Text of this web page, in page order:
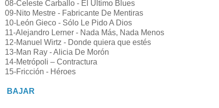
08-Celeste Carballo - El Último Blues
09-Nito Mestre - Fabricante De Mentiras
10-León Gieco - Sólo Le Pido A Dios
11-Alejandro Lerner - Nada Más, Nada Menos
12-Manuel Wirtz - Donde quiera que estés
13-Man Ray - Alicia De Morón
14-Metrópoli – Contractura
15-Fricción - Héroes
BAJAR